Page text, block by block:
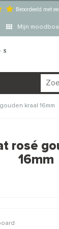
Beoordeeld met
Mijn
kraal 16mm
ook
rosé
16mm